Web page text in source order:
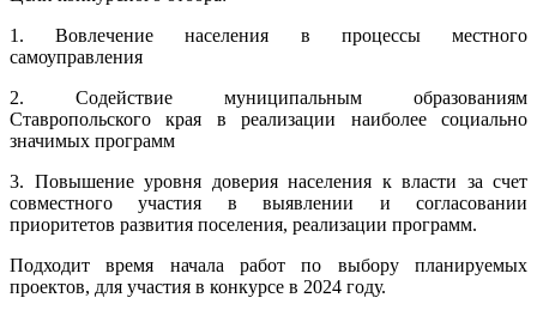
1. Вовлечение населения в процессы местного
самоуправления
2. Содействие муниципальным образованиям
Ставропольского края в реализации наиболее социально
значимых программ
3. Повышение уровня доверия населения к власти за счет
совместного участия в выявлении и согласовании
приоритетов развития поселения, реализации программ.
Подходит время начала работ по выбору планируемых
проектов, для участия в конкурсе в 2024 году.